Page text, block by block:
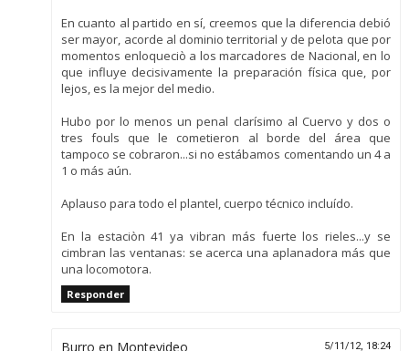
En cuanto al partido en sí, creemos que la diferencia debió
ser mayor, acorde al dominio territorial y de pelota que por
momentos enloqueciò a los marcadores de Nacional, en lo
que influye decisivamente la preparación física que, por
lejos, es la mejor del medio.
Hubo por lo menos un penal clarísimo al Cuervo y dos o
tres fouls que le cometieron al borde del área que
tampoco se cobraron...si no estábamos comentando un 4 a
1 o más aún.
Aplauso para todo el plantel, cuerpo técnico incluído.
En la estaciòn 41 ya vibran más fuerte los rieles...y se
cimbran las ventanas: se acerca una aplanadora más que
una locomotora.
Responder
Burro en Montevideo 5/11/12, 18:24